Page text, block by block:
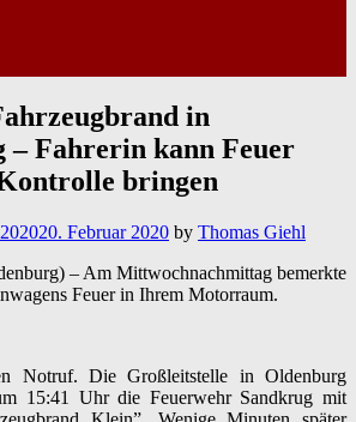
in
– Fahrerin kann Feuer
bringen
20. Februar 2020 by Thomas Giehl
– Am Mittwochnachmittag bemerkte
Feuer in Ihrem Motorraum.
Notruf. Die Großleitstelle in Oldenburg
15:41 Uhr die Feuerwehr Sandkrug mit